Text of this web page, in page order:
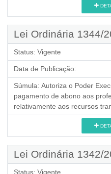
Lei Ordinária 1344/
Status: Vigente
Data de Publicação:
Súmula: Autoriza o Poder
pagamento de abono aos
relativamente aos recursos
Lei Ordinária 1342/
Status: Vigente